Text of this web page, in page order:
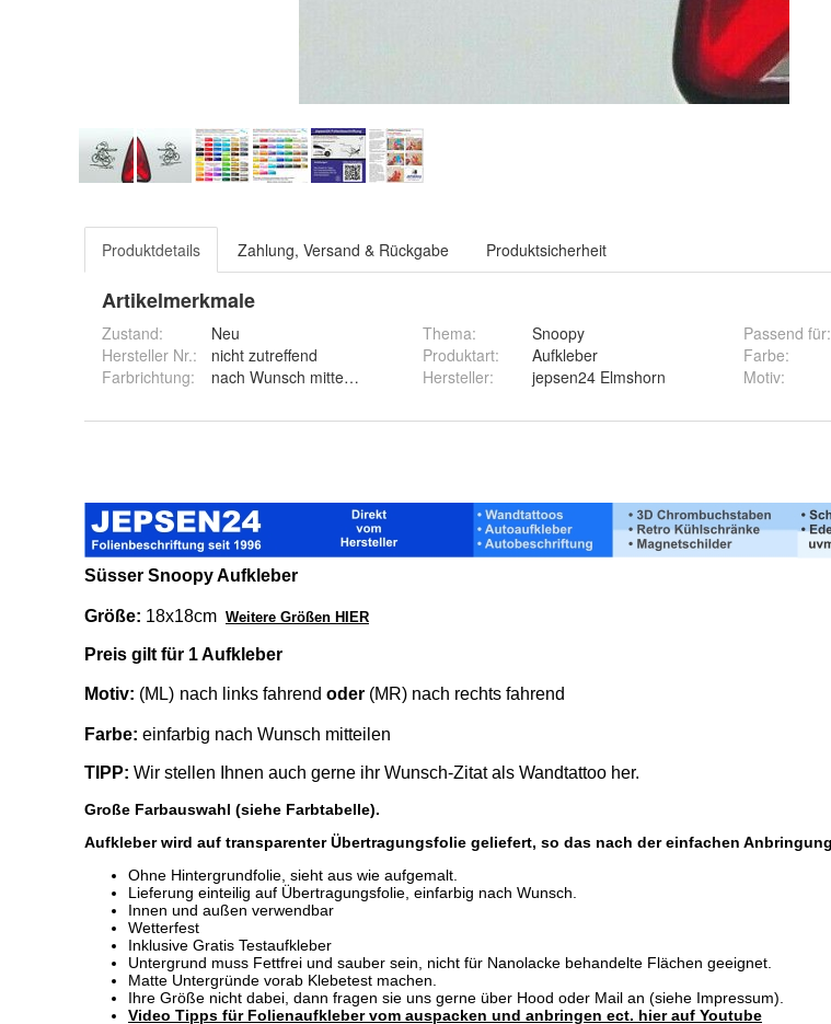
Produktdetails Zahlung, Versand & Rückgabe Produktsicherheit
Artikelmerkmale
Zustand:
Neu
Hersteller Nr.:
nicht zutreffend
Farbrichtung: nach Wunsch mitteilen
Thema:
Snoopy
Produktart:
Aufkleber
Hersteller: jepsen24 Elmshorn
Passend für:
Farbe:
Motiv: